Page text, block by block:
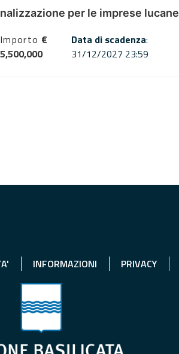
per le imprese lucane
Importo €
5,500,000
Data di scadenza:
31/12/2027 23:59
INFORMAZIONI PRIVACY